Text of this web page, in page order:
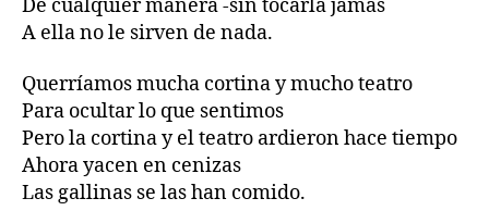
De cualquier manera -sin tocarla jamás
A ella no le sirven de nada.
Querríamos mucha cortina y mucho teatro
Para ocultar lo que sentimos
Pero la cortina y el teatro ardieron hace tiempo
Ahora yacen en cenizas
Las gallinas se las han comido.